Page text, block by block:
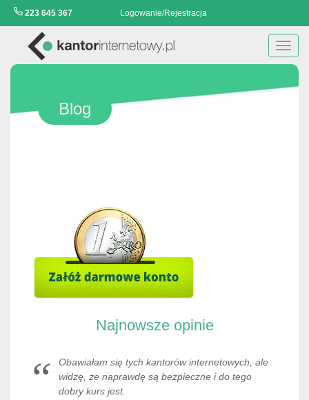
223 645 367 Logowanie/Rejestracja
Blog
Najnowsze opinie
Obawiałam się tych kantorów internetowych, ale
widzę, że naprawdę są bezpieczne i do tego
dobry kurs jest.